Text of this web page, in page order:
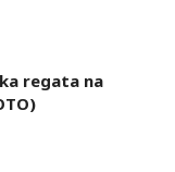
regata na